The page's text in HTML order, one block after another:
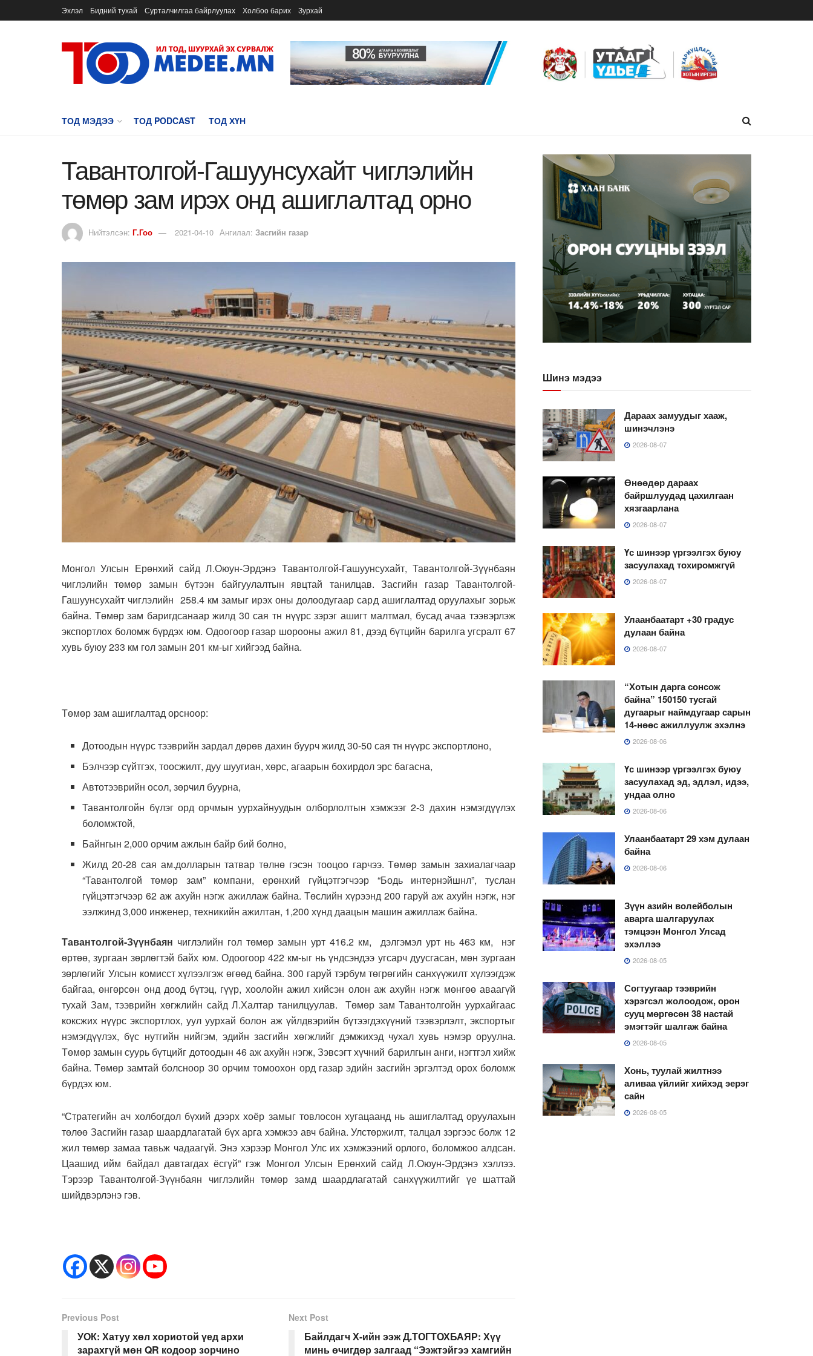
Эхлэл Бидний тухай Сурталчилгаа байрлуулах Холбоо барих Зурхай
ТОД МЭДЭЭ ТОД PODCAST ТОД ХҮН
Тавантолгой-Гашуунсухайт чиглэлийн
төмөр зам ирэх онд ашиглалтад орно
Нийтэлсэн: Г.Гоо 2021-04-10 Ангилал: Засгийн газар
Монгол Улсын Ерөнхий сайд Л.Оюун-Эрдэнэ Тавантолгой-Гашуунсухайт, Тавантолгой-Зүүнбаян
чиглэлийн төмөр замын бүтээн байгуулалтын явцтай танилцав. Засгийн газар Тавантолгой-
Гашуунсухайт чиглэлийн 258.4 км замыг ирэх оны долоодугаар сард ашиглалтад оруулахыг зорьж
байна. Төмөр зам баригдсанаар жилд 30 сая тн нүүрс зэрэг ашигт малтмал, бусад ачаа тээвэрлэж
экспортлох боломж бүрдэх юм. Одоогоор газар шорооны ажил 81, дээд бүтцийн барилга угсралт 67
хувь буюу 233 км гол замын 201 км-ыг хийгээд байна.
Төмөр зам ашиглалтад орсноор:
Дотоодын нүүрс тээврийн зардал дөрөв дахин буурч жилд 30-50 сая тн нүүрс экспортлоно,
Бэлчээр сүйтгэх, тоосжилт, дуу шуугиан, хөрс, агаарын бохирдол эрс багасна,
Автотээврийн осол, зөрчил буурна,
Тавантолгойн бүлэг орд орчмын уурхайнуудын олборлолтын хэмжээг 2-3 дахин нэмэгдүүлэх
боломжтой,
Байнгын 2,000 орчим ажлын байр бий болно,
Жилд 20-28 сая ам.долларын татвар төлнө гэсэн тооцоо гарчээ. Төмөр замын захиалагчаар
“Тавантолгой төмөр зам” компани, ерөнхий гүйцэтгэгчээр “Бодь интернэйшнл”, туслан
гүйцэтгэгчээр 62 аж ахуйн нэгж ажиллаж байна. Төслийн хүрээнд 200 гаруй аж ахуйн нэгж, нэг
ээлжинд 3,000 инженер, техникийн ажилтан, 1,200 хүнд даацын машин ажиллаж байна.
Тавантолгой-Зүүнбаян чиглэлийн гол төмөр замын урт 416.2 км, дэлгэмэл урт нь 463 км, нэг
өртөө, зургаан зөрлөгтэй байх юм. Одоогоор 422 км-ыг нь үндсэндээ угсарч дуусгасан, мөн зургаан
зөрлөгийг Улсын комисст хүлээлгэж өгөөд байна. 300 гаруй тэрбум төгрөгийн санхүүжилт хүлээгдэж
байгаа, өнгөрсөн онд доод бүтэц, гүүр, хоолойн ажил хийсэн олон аж ахуйн нэгж мөнгөө аваагүй
тухай Зам, тээврийн хөгжлийн сайд Л.Халтар танилцуулав. Төмөр зам Тавантолгойн уурхайгаас
коксжих нүүрс экспортлох, уул уурхай болон аж үйлдвэрийн бүтээгдэхүүний тээвэрлэлт, экспортыг
нэмэгдүүлэх, бүс нутгийн нийгэм, эдийн засгийн хөгжлийг дэмжихэд чухал хувь нэмэр оруулна.
Төмөр замын суурь бүтцийг дотоодын 46 аж ахуйн нэгж, Зэвсэгт хүчний барилгын анги, нэгтгэл хийж
байна. Төмөр замтай болсноор 30 орчим томоохон орд газар эдийн засгийн эргэлтэд орох боломж
бүрдэх юм.
“Стратегийн ач холбогдол бүхий дээрх хоёр замыг товлосон хугацаанд нь ашиглалтад оруулахын
төлөө Засгийн газар шаардлагатай бүх арга хэмжээ авч байна. Улстөржилт, талцал зэргээс болж 12
жил төмөр замаа тавьж чадаагүй. Энэ хэрээр Монгол Улс их хэмжээний орлого, боломжоо алдсан.
Цаашид ийм байдал давтагдах ёсгүй” гэж Монгол Улсын Ерөнхий сайд Л.Оюун-Эрдэнэ хэллээ.
Тэрээр Тавантолгой-Зүүнбаян чиглэлийн төмөр замд шаардлагатай санхүүжилтийг үе шаттай
шийдвэрлэнэ гэв.
Previous Post
УОК: Хатуу хөл хориотой үед архи
зарахгүй мөн QR кодоор зорчино
Next Post
Байлдагч Х-ийн ээж Д.ТОГТОХБАЯР: Хүү
минь өчигдөр залгаад “Ээжтэйгээ хамгийн
Шинэ мэдээ
Дараах замуудыг хааж,
шинэчлэнэ
2026-08-07
Өнөөдөр дараах
байршлуудад цахилгаан
хязгаарлана
2026-08-07
Үс шинээр үргээлгэх буюу
засуулахад тохиромжгүй
2026-08-07
Улаанбаатарт +30 градус
дулаан байна
2026-08-07
“Хотын дарга сонсож
байна” 150150 тусгай
дугаарыг наймдугаар сарын
14-нөөс ажиллуулж эхэлнэ
2026-08-06
Үс шинээр үргээлгэх буюу
засуулахад эд, эдлэл, идээ,
ундаа олно
2026-08-06
Улаанбаатарт 29 хэм дулаан
байна
2026-08-06
Зүүн азийн волейболын
аварга шалгаруулах
тэмцээн Монгол Улсад
эхэллээ
2026-08-05
Согтуугаар тээврийн
хэрэгсэл жолоодож, орон
сууц мөргөсөн 38 настай
эмэгтэйг шалгаж байна
2026-08-05
Хонь, туулай жилтнээ
аливаа үйлийг хийхэд эерэг
сайн
2026-08-05